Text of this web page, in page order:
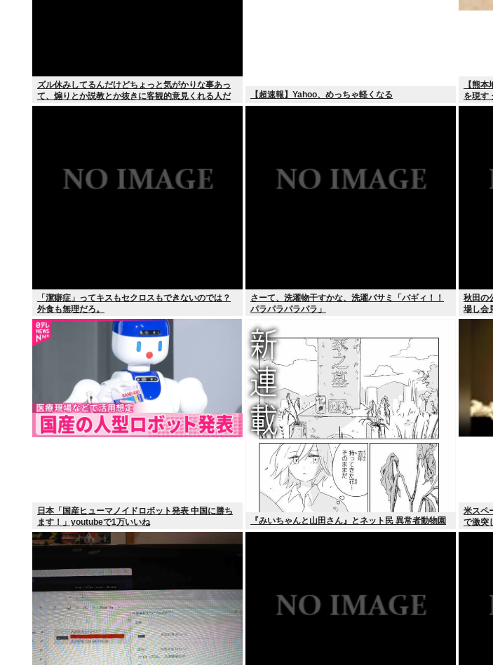
ズル休みしてるんだけどちょっと気がかりな事あっ
て、煽りとか説教とか抜きに客観的意見くれる人だ
けきてくれ
【超速報】Yahoo、めっちゃ軽くなる
【熊
を現す
「潔癖症」ってキスもセクロスもできないのでは？
外食も無理だろ。
さーて、洗濯物干すかな、洗濯バサミ「バギィ！！
パラパラパラパラ」
秋田の
場し会
日本「国産ヒューマノイドロボット発表 中国に勝ち
ます！」youtubeで1万いいね
『みいちゃんと山田さん』とネット民 異常者動物園
米スペ
で激突
処分に